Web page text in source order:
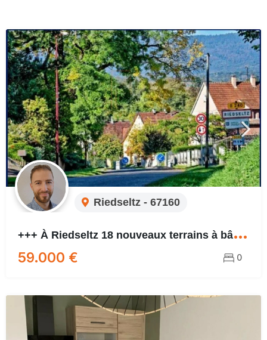
Riedseltz - 67160
+
++ À Riedseltz 18 nouveaux terrains à bâtir +++
59.000 € 0